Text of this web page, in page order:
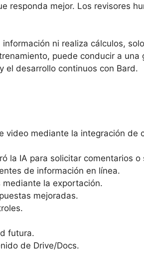
responda mejor. Los revisores
ni realiza cálculos,
puede conducir a una
el desarrollo continuos con Bard.
video mediante la integración de
la IA para solicitar comentarios o
de información en línea.
la exportación.
mejoradas.
futura.
de Drive/Docs.